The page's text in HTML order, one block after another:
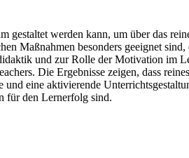
werden kann, um über das
Maßnahmen besonders geeignet sind,
und zur Rolle der Motivation im
Die Ergebnisse zeigen, dass
eine aktivierende
für den Lernerfolg sind.